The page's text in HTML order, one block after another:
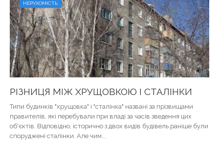
НЕРУХОМІСТЬ
РІЗНИЦЯ МІЖ ХРУЩОВКОЮ І СТАЛІНКИ
Типи будинків "хрущовка" і "сталінка" названі за прізвищами
правителів, які перебували при владі за часів зведення цих
об'єктів. Відповідно, історично з двох видів будівель раніше були
споруджені сталінки. Але чим...